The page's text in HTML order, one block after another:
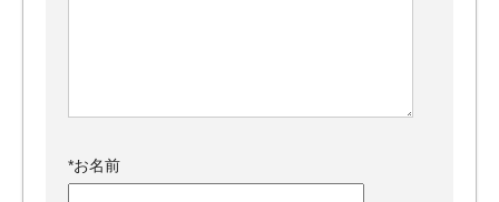
*お名前